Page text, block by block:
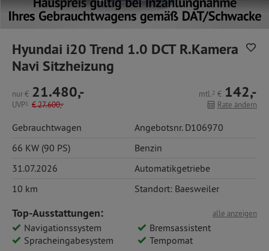
Hyundai i20 Trend 1.0 DCT R.Kamera
Navi Sitzheizung
nur€ 21.480,-
UVP1 €27.600,-
mtl.2 € 142,-
Rate ändern
Gebrauchtwagen
Angebotsnr. D106970
66 KW (90 PS)
Benzin
31.07.2026
Automatikgetriebe
10 km
Standort: Baesweiler
alle anzeigen
Top-Ausstattungen:
Navigationssystem
Bremsassistent
Spracheingabesystem
Tempomat